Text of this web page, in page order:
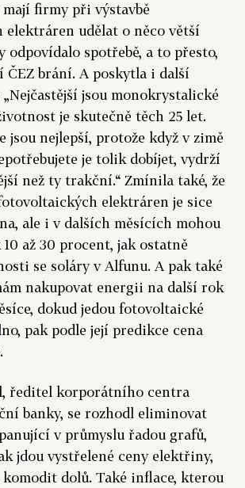
firmy při výstavbě
udělat o něco větší
odpovídalo spotřebě, a to přesto,
ČEZ brání. A poskytla i další
jsou monokrystalické
je skutečně těch 25 let.
jsou nejlepší, protože když v zimě
je tolik dobíjet, vydrží
než ty trakční.“ Zmínila také, že
elektráren je sice
ale i v dalších měsících mohou
až 30 procent, jak ostatně
se soláry v Alfunu. A pak také
nakupovat energii na další rok
dokud jedou fotovoltaické
pak podle její predikce cena
ředitel korporátního centra
banky, se rozhodl eliminovat
v průmyslu řadou grafů,
jdou vystřelené ceny elektřiny,
dolů. Také inflace, kterou